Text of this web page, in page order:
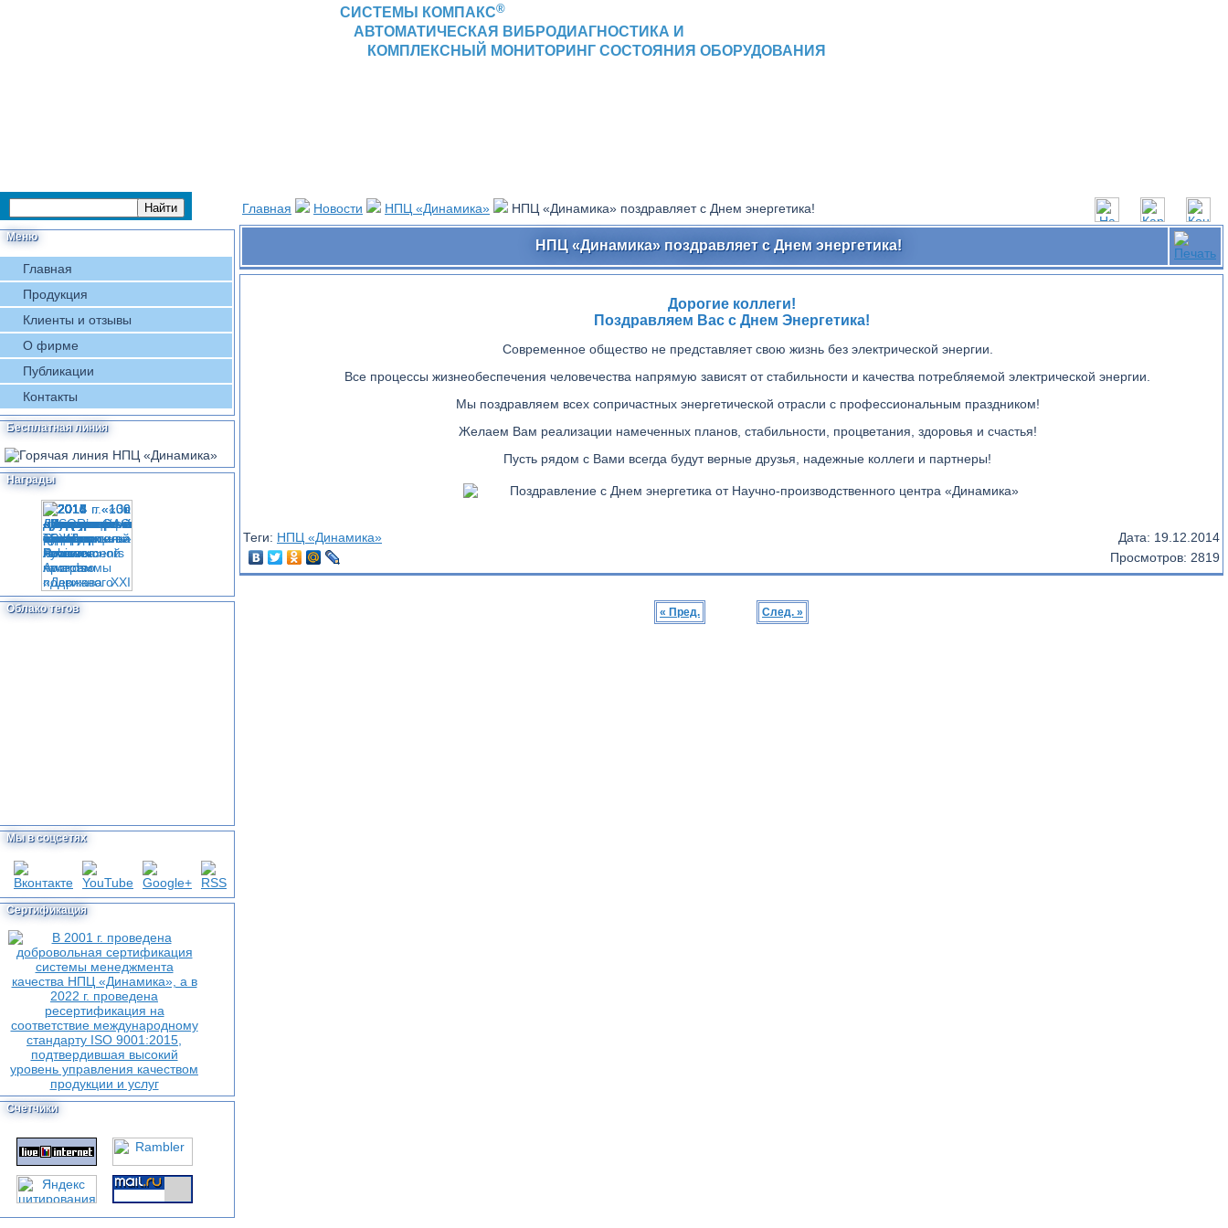
СИСТЕМЫ КОМПАКС®
АВТОМАТИЧЕСКАЯ ВИБРОДИАГНОСТИКА И
КОМПЛЕКСНЫЙ МОНИТОРИНГ СОСТОЯНИЯ ОБОРУДОВАНИЯ
Меню
Главная
Продукция
Клиенты и отзывы
О фирме
Публикации
Контакты
Бесплатная линия
Награды
Облако тегов
Мы в соцсетях
Сертификация
Счетчики
Главная Новости НПЦ «Динамика» НПЦ «Динамика» поздравляет с Днем энергетика!
НПЦ «Динамика» поздравляет с Днем энергетика!
Дорогие коллеги!
Поздравляем Вас с Днем Энергетика!
Современное общество не представляет свою жизнь без электрической энергии.
Все процессы жизнеобеспечения человечества напрямую зависят от стабильности и качества потребляемой электрической энергии.
Мы поздравляем всех сопричастных энергетической отрасли с профессиональным праздником!
Желаем Вам реализации намеченных планов, стабильности, процветания, здоровья и счастья!
Пусть рядом с Вами всегда будут верные друзья, надежные коллеги и партнеры!
Теги: НПЦ «Динамика» Дата: 19.12.2014
Просмотров: 2819
« Пред. След. »